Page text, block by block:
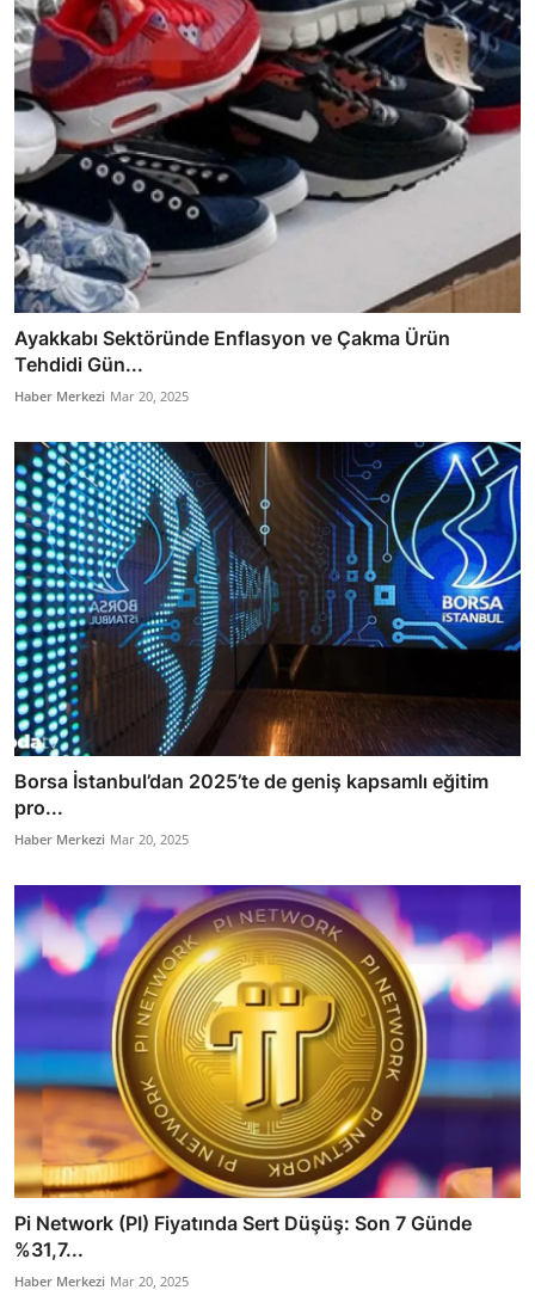
Ayakkabı Sektöründe Enflasyon ve Çakma Ürün
Tehdidi Gün...
Haber Merkezi Mar 20, 2025
Borsa İstanbul’dan 2025’te de geniş kapsamlı eğitim
pro...
Haber Merkezi Mar 20, 2025
Pi Network (PI) Fiyatında Sert Düşüş: Son 7 Günde
%31,7...
Haber Merkezi Mar 20, 2025